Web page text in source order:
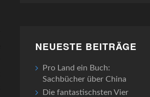
NEUESTE BEITRÄGE
Pro Land ein Buch:
Sachbücher über China
Die fantastischsten Vier